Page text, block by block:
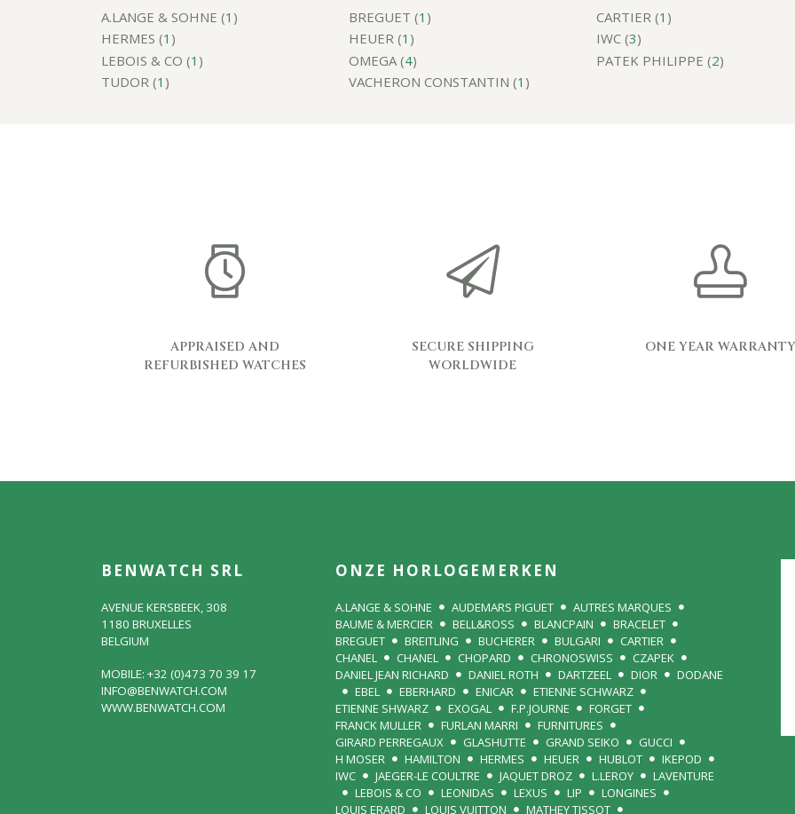
A.LANGE & SOHNE (1 ) BREGUET (1 ) CARTIER (1 )
HERMES (1 ) HEUER (1 ) IWC (3)
LEBOIS & CO (1 ) OMEGA (4) PATEK PHILIPPE (2)
TUDOR (1 ) VACHERON CONSTANTIN (1 )
APPRAISED AND
REFURBISHED WATCHES
SECURE SHIPPING
WORLDWIDE
ONE YEAR WARRANTY
BENWATCH SRL
AVENUE KERSBEEK, 308
1180 BRUXELLES
BELGIUM
MOBILE: +32 (0)473 70 39 17
INFO@BENWATCH.COM
WWW.BENWATCH.COM
ONZE HORLOGEMERKEN
A.LANGE & SOHNE AUDEMARS PIGUET
AUTRES MARQUES
BAUME & MERCIER
BELL&ROSS BLANCPAIN
BRACELET
BREGUET
BREITLING BUCHERER BULGARI
CARTIER
CHANEL
CHANEL CHOPARD CHRONOSWISS
CZAPEK
DANIEL JEAN RICHARD
DANIEL ROTH DARTZEEL DIOR
DODANE
EBEL
EBERHARD ENICAR
ETIENNE SCHWARZ
ETIENNE SHWARZ
EXOGAL F.P.JOURNE
FORGET
FRANCK MULLER
FURLAN MARRI
FURNITURES
GIRARD PERREGAUX
GLASHUTTE GRAND SEIKO
GUCCI
H MOSER
HAMILTON HERMES HEUER HUBLOT
IKEPOD
IWC
JAEGER-LE COULTRE JAQUET DROZ L.LEROY
LAVENTURE
LEBOIS & CO
LEONIDAS LEXUS LIP
LONGINES
LOUIS ERARD
LOUIS VUITTON MATHEY TISSOT